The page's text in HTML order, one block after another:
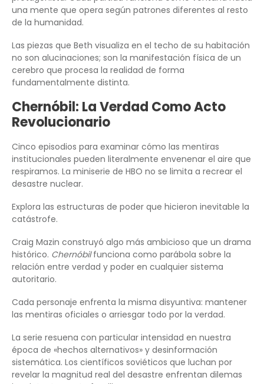
una mente que opera según patrones diferentes al resto
de la humanidad.
Las piezas que Beth visualiza en el techo de su habitación
no son alucinaciones; son la manifestación física de un
cerebro que procesa la realidad de forma
fundamentalmente distinta.
Chernóbil: La Verdad Como Acto
Revolucionario
Cinco episodios para examinar cómo las mentiras
institucionales pueden literalmente envenenar el aire que
respiramos. La miniserie de HBO no se limita a recrear el
desastre nuclear.
Explora las estructuras de poder que hicieron inevitable la
catástrofe.
Craig Mazin construyó algo más ambicioso que un drama
histórico. Chernóbilfunciona como parábola sobre la
relación entre verdad y poder en cualquier sistema
autoritario.
Cada personaje enfrenta la misma disyuntiva: mantener
las mentiras oficiales o arriesgar todo por la verdad.
La serie resuena con particular intensidad en nuestra
época de «hechos alternativos» y desinformación
sistemática. Los científicos soviéticos que luchan por
revelar la magnitud real del desastre enfrentan dilemas